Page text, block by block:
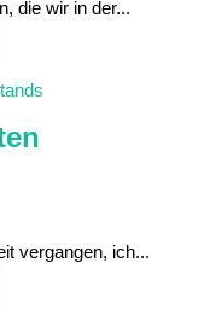
die wir in der...
vergangen, ich...